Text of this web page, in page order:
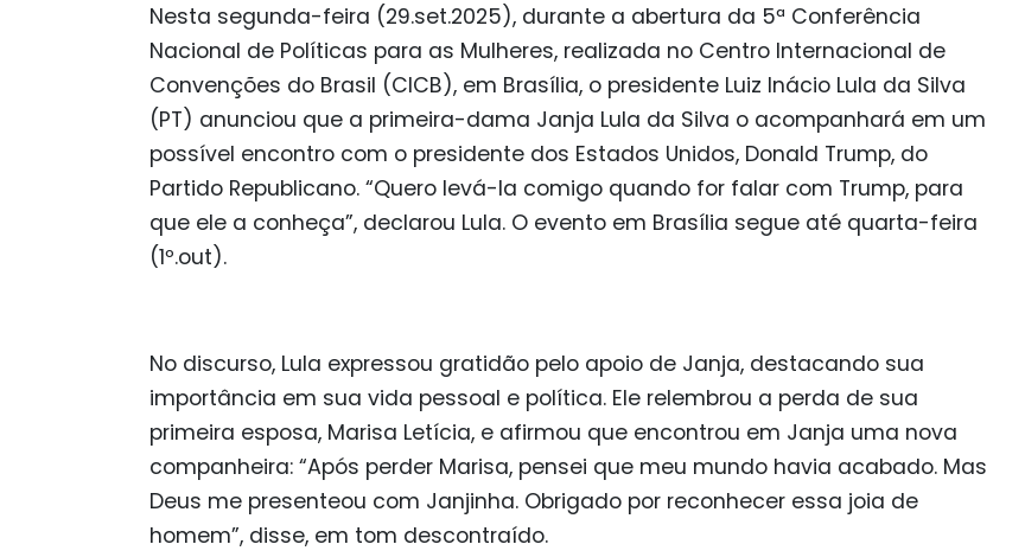
Nesta segunda-feira (29.set.2025), durante a abertura da 5ª Conferência
Nacional de Políticas para as Mulheres, realizada no Centro Internacional de
Convenções do Brasil (CICB), em Brasília, o presidente Luiz Inácio Lula da Silva
(PT) anunciou que a primeira-dama Janja Lula da Silva o acompanhará em um
possível encontro com o presidente dos Estados Unidos, Donald Trump, do
Partido Republicano. “Quero levá-la comigo quando for falar com Trump, para
que ele a conheça”, declarou Lula. O evento em Brasília segue até quarta-feira
(1º.out).
No discurso, Lula expressou gratidão pelo apoio de Janja, destacando sua
importância em sua vida pessoal e política. Ele relembrou a perda de sua
primeira esposa, Marisa Letícia, e afirmou que encontrou em Janja uma nova
companheira: “Após perder Marisa, pensei que meu mundo havia acabado. Mas
Deus me presenteou com Janjinha. Obrigado por reconhecer essa joia de
homem”, disse, em tom descontraído.